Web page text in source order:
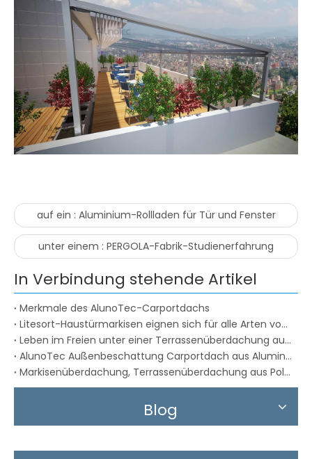
auf ein : Aluminium-Rollladen für Tür und Fenster
unter einem : PERGOLA-Fabrik-Studienerfahrung
In Verbindung stehende Artikel
Merkmale des AlunoTec-Carportdachs
Litesort-Haustürmarkisen eignen sich für alle Arten von Installationsbedingungen
Leben im Freien unter einer Terrassenüberdachung aus Aluminium
AlunoTec Außenbeschattung Carportdach aus Aluminium
Markisenüberdachung, Terrassenüberdachung aus Polycarbonatplatten
Blog